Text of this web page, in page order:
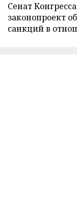
Сенат
законопроект
санкций в